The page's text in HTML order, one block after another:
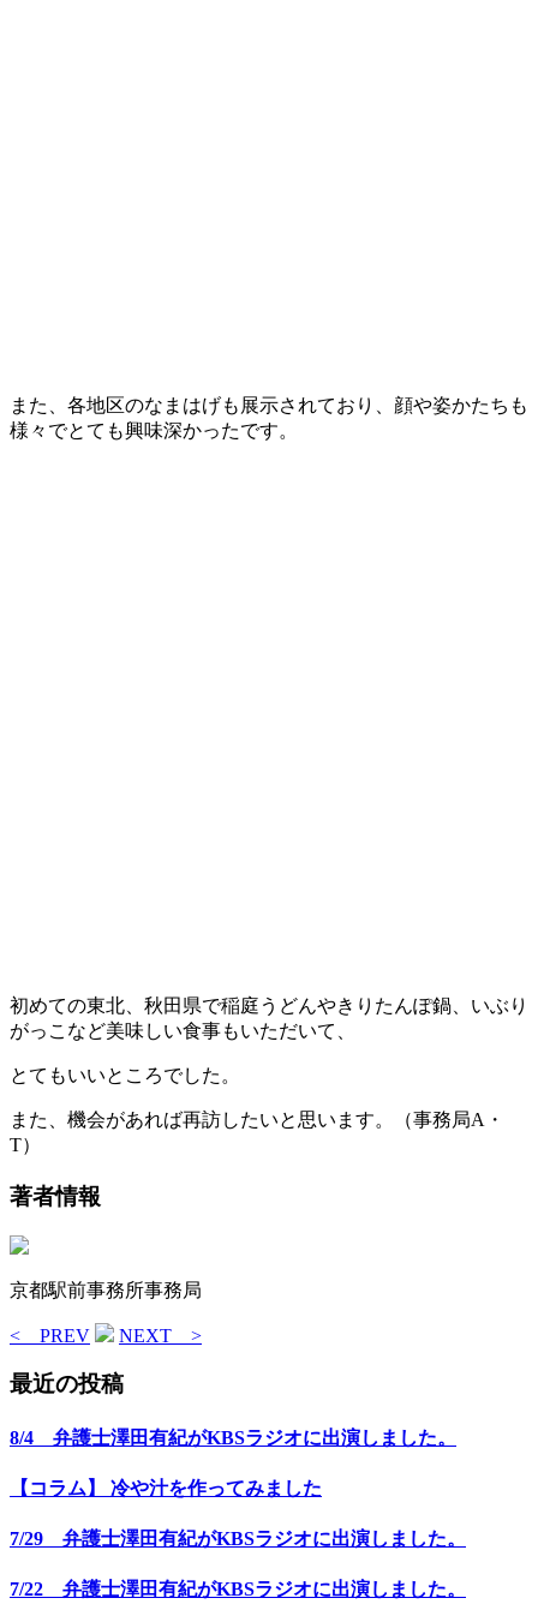
また、各地区のなまはげも展示されており、顔や姿かたちも
様々でとても興味深かったです。
初めての東北、秋田県で稲庭うどんやきりたんぽ鍋、いぶり
がっこなど美味しい食事もいただいて、
とてもいいところでした。
また、機会があれば再訪したいと思います。（事務局A・
T）
著者情報
京都駅前事務所事務局
< PREV NEXT >
最近の投稿
8/4 弁護士澤田有紀がKBSラジオに出演しました。
【コラム】 冷や汁を作ってみました
7/29 弁護士澤田有紀がKBSラジオに出演しました。
7/22 弁護士澤田有紀がKBSラジオに出演しました。